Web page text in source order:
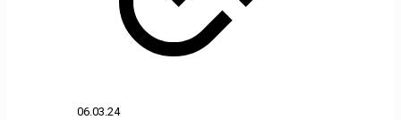
06.03.24